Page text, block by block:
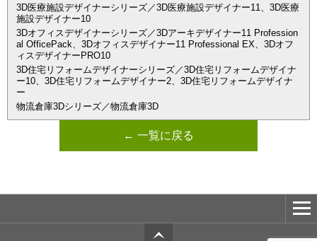
3D医療施設デザイナーシリーズ／3D医療施設デザイナー11、3D医療
施設デザイナー10
3Dオフィスデザイナーシリーズ／3Dアーキデザイナー11 Profession
al OfficePack、3Dオフィスデザイナー11 Professional EX、3Dオフ
ィスデザイナーPRO10
3D住宅リフォームデザイナーシリーズ／3D住宅リフォームデザイナ
ー10、3D住宅リフォームデザイナー2、3D住宅リフォームデザイナ
ー
物流倉庫3Dシリーズ／物流倉庫3D
← 一覧に戻る